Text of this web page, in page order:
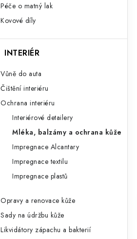
Péče o matný lak
Kovové díly
INTERIÉR
Vůně do auta
Čištění interiéru
Ochrana interiéru
Interiérové detailery
Mléka, balzámy a ochrana kůže
Impregnace Alcantary
Impregnace textilu
Impregnace plastů
Opravy a renovace kůže
Sady na údržbu kůže
Likvidátory zápachu a bakterií